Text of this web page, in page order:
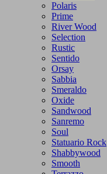
Polaris
Prime
River Wood
Selection
Rustic
Sentido
Orsay
Sabbia
Smeraldo
Oxide
Sandwood
Sanremo
Soul
Statuario Rock
Shabbywood
Smooth